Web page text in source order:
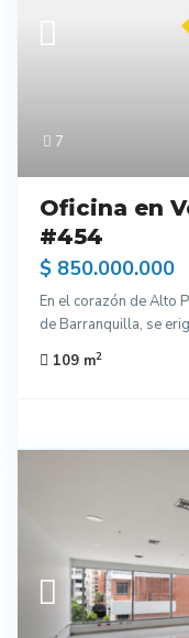
7
Oficina en
#454
$ 850.000.000
En el corazón de Alto
de Barranquilla, se
109 m2